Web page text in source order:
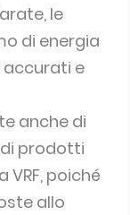
le
di energia
accurati e
anche di
prodotti
poiché
allo